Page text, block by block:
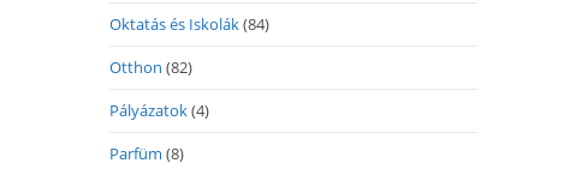
Oktatás és Iskolák(84)
Otthon (82)
Pályázatok(4)
Parfüm (8)